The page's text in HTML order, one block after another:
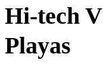
Hi-tech
Playas